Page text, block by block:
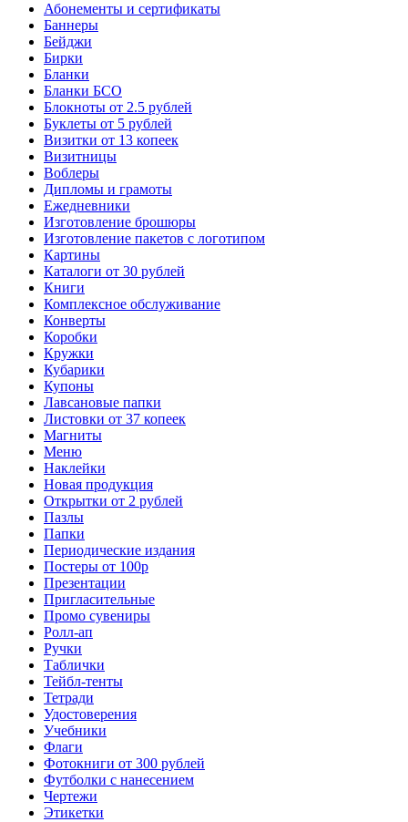
Абонементы и сертификаты
Баннеры
Бейджи
Бирки
Бланки
Бланки БСО
Блокноты от 2.5 рублей
Буклеты от 5 рублей
Визитки от 13 копеек
Визитницы
Воблеры
Дипломы и грамоты
Ежедневники
Изготовление брошюры
Изготовление пакетов с логотипом
Картины
Каталоги от 30 рублей
Книги
Комплексное обслуживание
Конверты
Коробки
Кружки
Кубарики
Купоны
Лавсановые папки
Листовки от 37 копеек
Магниты
Меню
Наклейки
Новая продукция
Открытки от 2 рублей
Пазлы
Папки
Периодические издания
Постеры от 100р
Презентации
Пригласительные
Промо сувениры
Ролл-ап
Ручки
Таблички
Тейбл-тенты
Тетради
Удостоверения
Учебники
Флаги
Фотокниги от 300 рублей
Футболки с нанесением
Чертежи
Этикетки